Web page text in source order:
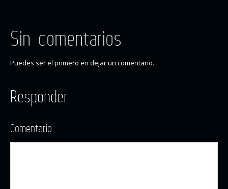
Sin comentarios
Puedes ser el primero en dejar un comentario.
Responder
Comentario